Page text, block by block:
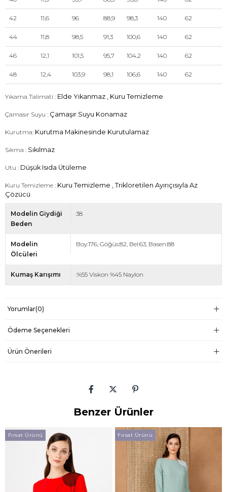
42 11,6 96 88,9 98,3 140 62
44 11,8 98,5 91,3 100,6 140 62
46 12,1 101,5 95,7 104,2 140 62
48 12,4 103,9 98,1 106,6 140 62
Yıkama Talimati : Elde Yıkanmaz , Kuru Temizleme
Çamasır Suyu : Çamaşır Suyu Konamaz
Kurutma: Kurutma Makinesinde Kurutulamaz
Sıkma : Sıkılmaz
Utu : Düşük Isıda Ütüleme
Kuru Temizleme : Kuru Temizleme , Trikloretilen Ayırıçısıyla Az
Çözücü
Modelin Giydiği
Beden
38
Modelin
Ölcüleri
Boy:176, Göğüs:82, Bel:63, Basen:88
Kumaş Karışımı :%55 Viskon %45 Naylon
Yorumlar(0)
Ödeme Seçenekleri
Ürün Önerileri
Benzer Ürünler
Fırsat Ürünü Fırsat Ürünü